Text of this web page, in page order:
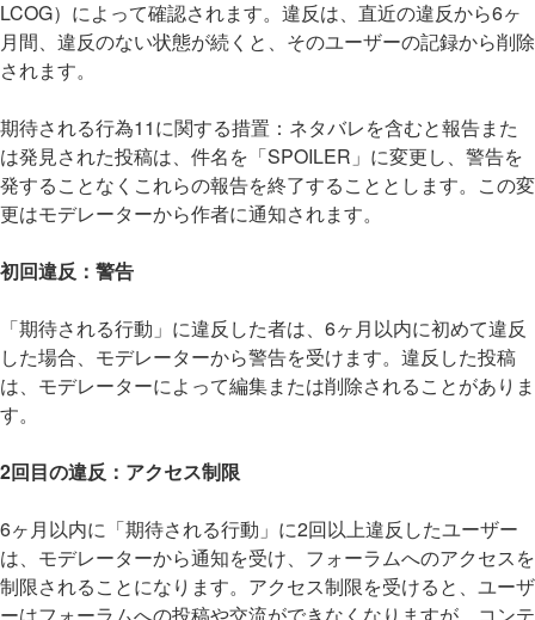
LCOG）によって確認されます。違反は、直近の違反から6ヶ
月間、違反のない状態が続くと、そのユーザーの記録から削除
されます。
期待される行為11に関する措置：ネタバレを含むと報告また
は発見された投稿は、件名を「SPOILER」に変更し、警告を
発することなくこれらの報告を終了することとします。この変
更はモデレーターから作者に通知されます。
初回違反：警告
「期待される行動」に違反した者は、6ヶ月以内に初めて違反
した場合、モデレーターから警告を受けます。違反した投稿
は、モデレーターによって編集または削除されることがありま
す。
2回目の違反：アクセス制限
6ヶ月以内に「期待される行動」に2回以上違反したユーザー
は、モデレーターから通知を受け、フォーラムへのアクセスを
制限されることになります。アクセス制限を受けると、ユーザ